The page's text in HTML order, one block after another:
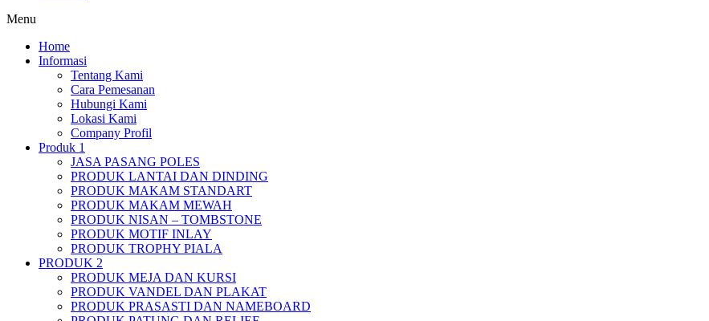
Menu
Home
Informasi
Tentang Kami
Cara Pemesanan
Hubungi Kami
Lokasi Kami
Company Profil
Produk 1
JASA PASANG POLES
PRODUK LANTAI DAN DINDING
PRODUK MAKAM STANDART
PRODUK MAKAM MEWAH
PRODUK NISAN – TOMBSTONE
PRODUK MOTIF INLAY
PRODUK TROPHY PIALA
PRODUK 2
PRODUK MEJA DAN KURSI
PRODUK VANDEL DAN PLAKAT
PRODUK PRASASTI DAN NAMEBOARD